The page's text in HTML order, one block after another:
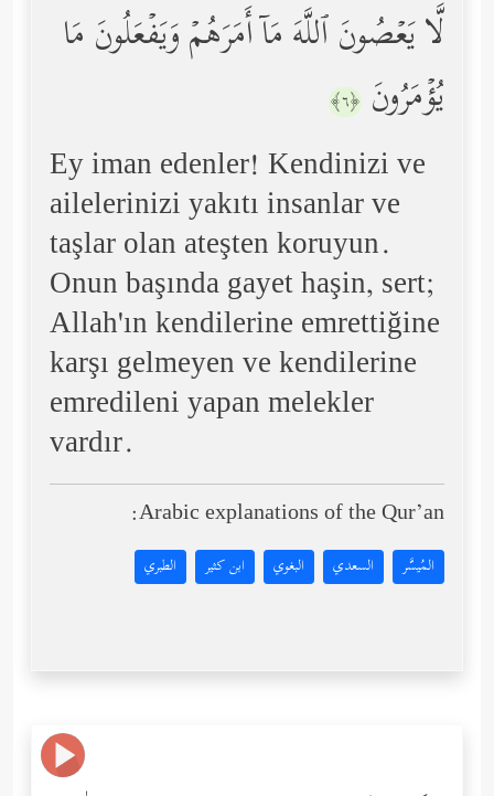
لَّا یَعۡصُونَ ٱللَّهَ مَاۤ أَمَرَهُمۡ وَیَفۡعَلُونَ مَا
یُؤۡمَرُونَ ﴿٦﴾
Ey iman edenler! Kendinizi ve
ailelerinizi yakıtı insanlar ve
taşlar olan ateşten koruyun.
Onun başında gayet haşin, sert;
Allah'ın kendilerine emrettiğine
karşı gelmeyen ve kendilerine
emredileni yapan melekler
vardır.
Arabic explanations of the Qur’an:
المُيسَّر السعدي البغوي ابن كثير الطبري